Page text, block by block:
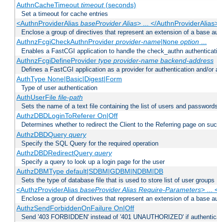
AuthnCacheTimeout timeout(seconds)
Set a timeout for cache entries
<AuthnProviderAlias baseProvider Alias> ... </
Enclose a group of directives that represent an extension of a base
AuthnzFcgiCheckAuthnProvider provider-name|None option...
Enables a FastCGI application to handle the check_authn
AuthnzFcgiDefineProvider type provider-name backend-address
Defines a FastCGI application as a provider for authentication and/or
AuthType None|Basic|Digest|Form
Type of user authentication
AuthUserFile file-path
Sets the name of a text file containing the list of users and
AuthzDBDLoginToReferer On|Off
Determines whether to redirect the Client to the Referring page on
AuthzDBDQuery query
Specify the SQL Query for the required operation
AuthzDBDRedirectQuery query
Specify a query to look up a login page for the user
AuthzDBMType default|SDBM|GDBM|NDBM|DB
Sets the type of database file that is used to store list of user groups
<AuthzProviderAlias baseProvider Alias Require-Parameters> ...
Enclose a group of directives that represent an extension of a base
AuthzSendForbiddenOnFailure On|Off
Send '403 FORBIDDEN' instead of '401 UNAUTHORIZED' if